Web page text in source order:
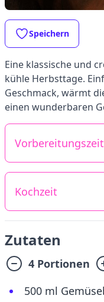
Speichern
Eine klassische und
kühle Herbsttage.
Geschmack, wärmt
einen wunderbaren
Vorbereitungszeit
Kochzeit
Zutaten
4 Portionen
500 ml